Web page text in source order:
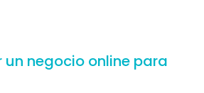
un negocio online para